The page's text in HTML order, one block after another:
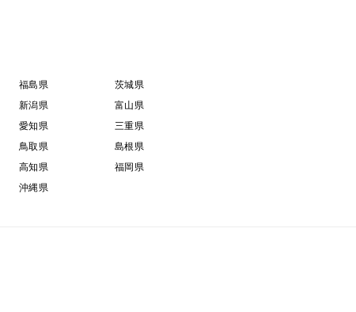
福島県
茨城県
新潟県
富山県
愛知県
三重県
鳥取県
島根県
高知県
福岡県
沖縄県